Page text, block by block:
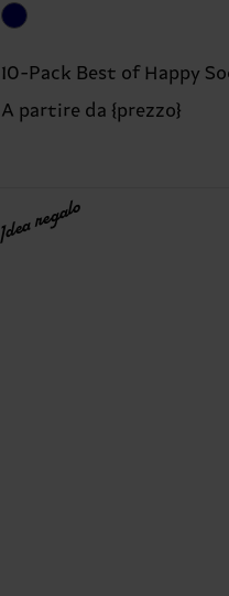
10-Pack Best of Happy
A partire da {prezzo}
Idea regalo